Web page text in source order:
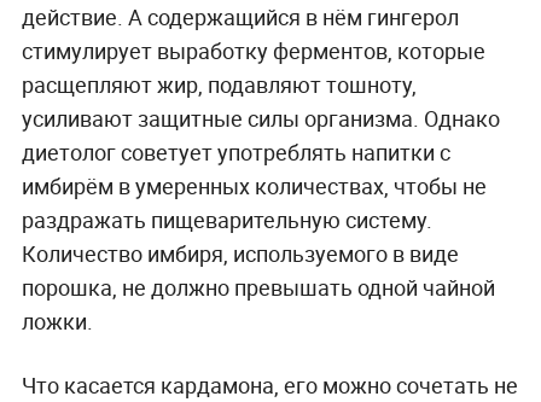
действие. А содержащийся в нём гингерол
стимулирует выработку ферментов, которые
расщепляют жир, подавляют тошноту,
усиливают защитные силы организма. Однако
диетолог советует употреблять напитки с
имбирём в умеренных количествах, чтобы не
раздражать пищеварительную систему.
Количество имбиря, используемого в виде
порошка, не должно превышать одной чайной
ложки.
Что касается кардамона, его можно сочетать не